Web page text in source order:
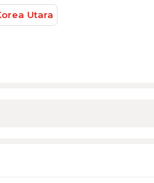
Utara